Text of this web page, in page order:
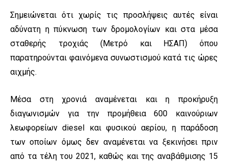
Σημειώνεται ότι χωρίς τις προσλήψεις αυτές είναι
αδύνατη η πύκνωση των δρομολογίων και στα μέσα
σταθερής τροχιάς (Μετρό και ΗΣΑΠ) όπου
παρατηρούνται φαινόμενα συνωστισμού κατά τις ώρες
αιχμής.
Μέσα στη χρονιά αναμένεται και η προκήρυξη
διαγωνισμών για την προμήθεια 600 καινούριων
λεωφορείων diesel και φυσικού αερίου, η παράδοση
των οποίων όμως δεν αναμένεται να ξεκινήσει πριν
από τα τέλη του 2021, καθώς και της αναβάθμισης 15